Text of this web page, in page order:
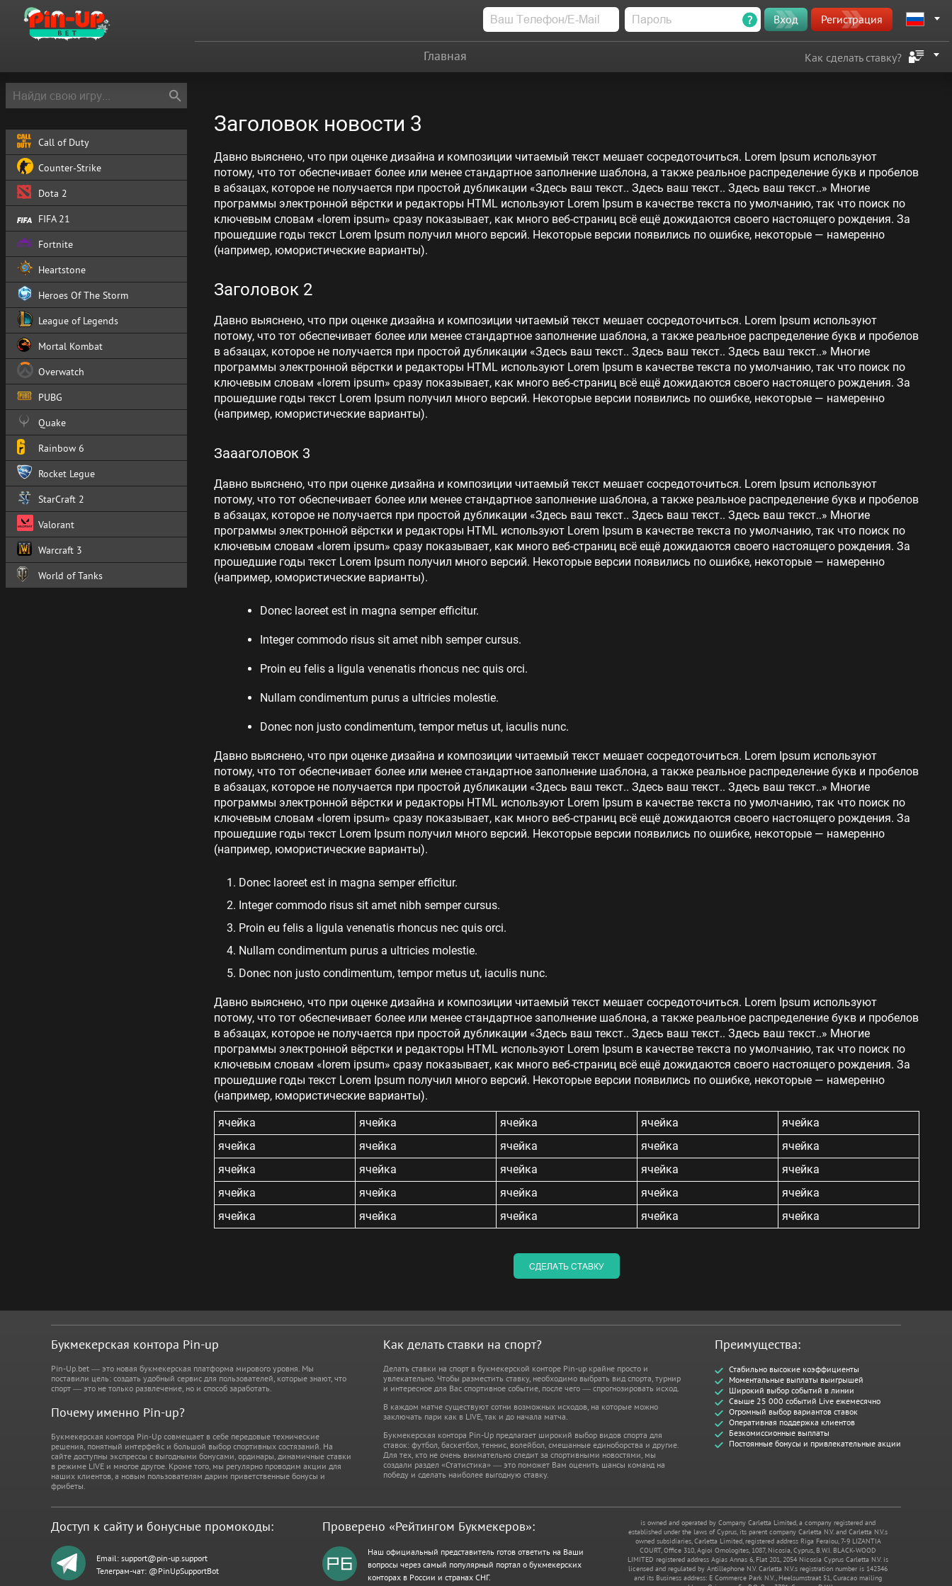
? Вход Регистрация
Главная Как сделать ставку?
Call of Duty
Counter-Strike
Dota 2
FIFA 21
Fortnite
Heartstone
Heroes Of The Storm
League of Legends
Mortal Kombat
Overwatch
PUBG
Quake
Rainbow 6
Rocket Legue
StarCraft 2
Valorant
Warcraft 3
World of Tanks
Заголовок новости 3
Давно выяснено, что при оценке дизайна и композиции читаемый текст мешает сосредоточиться. Lorem Ipsum используют
потому, что тот обеспечивает более или менее стандартное заполнение шаблона, а также реальное распределение букв и пробелов
в абзацах, которое не получается при простой дубликации «Здесь ваш текст.. Здесь ваш текст.. Здесь ваш текст..» Многие
программы электронной вёрстки и редакторы HTML используют Lorem Ipsum в качестве текста по умолчанию, так что поиск по
ключевым словам «lorem ipsum» сразу показывает, как много веб-страниц всё ещё дожидаются своего настоящего рождения. За
прошедшие годы текст Lorem Ipsum получил много версий. Некоторые версии появились по ошибке, некоторые — намеренно
(например, юмористические варианты).
Заголовок 2
Давно выяснено, что при оценке дизайна и композиции читаемый текст мешает сосредоточиться. Lorem Ipsum используют
потому, что тот обеспечивает более или менее стандартное заполнение шаблона, а также реальное распределение букв и пробелов
в абзацах, которое не получается при простой дубликации «Здесь ваш текст.. Здесь ваш текст.. Здесь ваш текст..» Многие
программы электронной вёрстки и редакторы HTML используют Lorem Ipsum в качестве текста по умолчанию, так что поиск по
ключевым словам «lorem ipsum» сразу показывает, как много веб-страниц всё ещё дожидаются своего настоящего рождения. За
прошедшие годы текст Lorem Ipsum получил много версий. Некоторые версии появились по ошибке, некоторые — намеренно
(например, юмористические варианты).
Заааголовок 3
Давно выяснено, что при оценке дизайна и композиции читаемый текст мешает сосредоточиться. Lorem Ipsum используют
потому, что тот обеспечивает более или менее стандартное заполнение шаблона, а также реальное распределение букв и пробелов
в абзацах, которое не получается при простой дубликации «Здесь ваш текст.. Здесь ваш текст.. Здесь ваш текст..» Многие
программы электронной вёрстки и редакторы HTML используют Lorem Ipsum в качестве текста по умолчанию, так что поиск по
ключевым словам «lorem ipsum» сразу показывает, как много веб-страниц всё ещё дожидаются своего настоящего рождения. За
прошедшие годы текст Lorem Ipsum получил много версий. Некоторые версии появились по ошибке, некоторые — намеренно
(например, юмористические варианты).
Donec laoreet est in magna semper efficitur.
Integer commodo risus sit amet nibh semper cursus.
Proin eu felis a ligula venenatis rhoncus nec quis orci.
Nullam condimentum purus a ultricies molestie.
Donec non justo condimentum, tempor metus ut, iaculis nunc.
Давно выяснено, что при оценке дизайна и композиции читаемый текст мешает сосредоточиться. Lorem Ipsum используют
потому, что тот обеспечивает более или менее стандартное заполнение шаблона, а также реальное распределение букв и пробелов
в абзацах, которое не получается при простой дубликации «Здесь ваш текст.. Здесь ваш текст.. Здесь ваш текст..» Многие
программы электронной вёрстки и редакторы HTML используют Lorem Ipsum в качестве текста по умолчанию, так что поиск по
ключевым словам «lorem ipsum» сразу показывает, как много веб-страниц всё ещё дожидаются своего настоящего рождения. За
прошедшие годы текст Lorem Ipsum получил много версий. Некоторые версии появились по ошибке, некоторые — намеренно
(например, юмористические варианты).
Donec laoreet est in magna semper efficitur.
Integer commodo risus sit amet nibh semper cursus.
Proin eu felis a ligula venenatis rhoncus nec quis orci.
Nullam condimentum purus a ultricies molestie.
Donec non justo condimentum, tempor metus ut, iaculis nunc.
Давно выяснено, что при оценке дизайна и композиции читаемый текст мешает сосредоточиться. Lorem Ipsum используют
потому, что тот обеспечивает более или менее стандартное заполнение шаблона, а также реальное распределение букв и пробелов
в абзацах, которое не получается при простой дубликации «Здесь ваш текст.. Здесь ваш текст.. Здесь ваш текст..» Многие
программы электронной вёрстки и редакторы HTML используют Lorem Ipsum в качестве текста по умолчанию, так что поиск по
ключевым словам «lorem ipsum» сразу показывает, как много веб-страниц всё ещё дожидаются своего настоящего рождения. За
прошедшие годы текст Lorem Ipsum получил много версий. Некоторые версии появились по ошибке, некоторые — намеренно
(например, юмористические варианты).
ячейка
ячейка ячейка ячейка
ячейка
ячейка
ячейка ячейка ячейка
ячейка
ячейка
ячейка ячейка ячейка
ячейка
ячейка
ячейка ячейка ячейка
ячейка
ячейка
ячейка ячейка ячейка ячейка
СДЕЛАТЬ СТАВКУ
Букмекерская контора Pin-up
Pin-Up.bet — это новая букмекерская платформа мирового уровня. Мы
поставили цель: создать удобный сервис для пользователей, которые знают, что
спорт — это не только развлечение, но и способ заработать.
Почему именно Pin-up?
Букмекерская контора Pin-Up совмещает в себе передовые технические
решения, понятный интерфейс и большой выбор спортивных состязаний. На
сайте доступны экспрессы с выгодными бонусами, ординары, динамичные ставки
в режиме LIVE и многое другое. Кроме того, мы регулярно проводим акции для
наших клиентов, а новым пользователям дарим приветственные бонусы и
фрибеты.
Как делать ставки на спорт?
Делать ставки на спорт в букмекерской конторе Pin-up крайне просто и
увлекательно. Чтобы разместить ставку, необходимо выбрать вид спорта, турнир
и интересное для Вас спортивное событие, после чего — спрогнозировать исход.
В каждом матче существуют сотни возможных исходов, на которые можно
заключать пари как в LIVE, так и до начала матча.
Букмекерская контора Pin-Up предлагает широкий выбор видов спорта для
ставок: футбол, баскетбол, теннис, волейбол, смешанные единоборства и другие.
Для тех, кто не очень внимательно следит за спортивными новостями, мы
создали раздел «Статистика» — это поможет Вам оценить шансы команд на
победу и сделать наиболее выгодную ставку.
Преимущества:
Стабильно высокие коэффициенты
Моментальные выплаты выигрышей
Широкий выбор событий в линии
Свыше 25 000 событий Live ежемесячно
Огромный выбор вариантов ставок
Оперативная поддержка клиентов
Безкомиссионные выплаты
Постоянные бонусы и привлекательные акции
Доступ к сайту и бонусные промокоды:
Email: support@pin-up.support
Телеграм-чат: @PinUpSupportBot
Проверено «Рейтингом Букмекеров»:
Наш официальный представитель готов ответить на Ваши
вопросы через самый популярный портал о букмекерских
конторах в России и странах СНГ.
is owned and operated by Company Carletta Limited, a company registered and
established under the laws of Cyprus, its parent company Carletta N.V. and Carletta N.V.s
owned subsidiaries, Carletta Limited, registered address Riga Feraiou, 7-9 LIZANTIA
COURT, Office 310, Agioi Omologites, 1087, Nicosia, Cyprus, B.W.I. BLACK-WOOD
LIMITED registered address Agias Annas 6, Flat 201, 2054 Nicosia Cyprus Carletta N.V. is
licensed and regulated by Antillephone N.V. Carletta N.V.s registration number is 142346
and its Business address: E Commerce Park N.V., Heelsumstraat 51, Curacao mailing